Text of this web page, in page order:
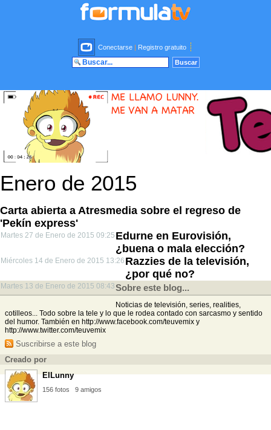
Conectarse | Registro gratuito
Enero de 2015
Carta abierta a Atresmedia sobre el regreso de
'Pekín express'
Martes 27 de Enero de 2015 09:25 Edurne en Eurovisión,
¿buena o mala elección?
Miércoles 14 de Enero de 2015 13:26 Razzies de la televisión,
¿por qué no?
Martes 13 de Enero de 2015 08:43Sobre este blog...
Noticias de televisión, series, realities,
cotilleos... Todo sobre la tele y lo que le rodea contado con sarcasmo y sentido
del humor. También en http://www.facebook.com/teuvemix y
http://www.twitter.com/teuvemix
Suscribirse a este blog
Creado por
ElLunny
156 fotos 9 amigos